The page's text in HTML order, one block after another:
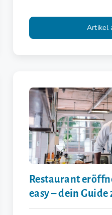
Artikel
Restaurant
easy – dein